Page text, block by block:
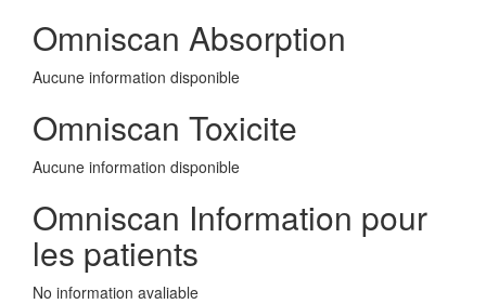
Omniscan Absorption
Aucune information disponible
Omniscan Toxicite
Aucune information disponible
Omniscan Information pour
les patients
No information avaliable